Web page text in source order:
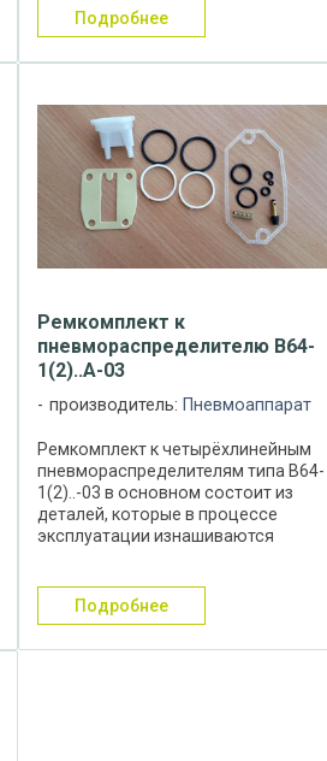
П-Р13П..). Пневмораспределители
типа П-Р13Э (П).. ...
подробнее
Ремкомплект к
пневмораспределителю В64-
1(2)..А-03
производитель: Пневмоаппарат
Ремкомплект к четырёхлинейным
пневмораспределителям типа В64-
1(2)..-03 в основном состоит из
деталей, которые в процессе
эксплуатации изнашиваются
пневмораспределителя и избежать
затрат на ...
подробнее